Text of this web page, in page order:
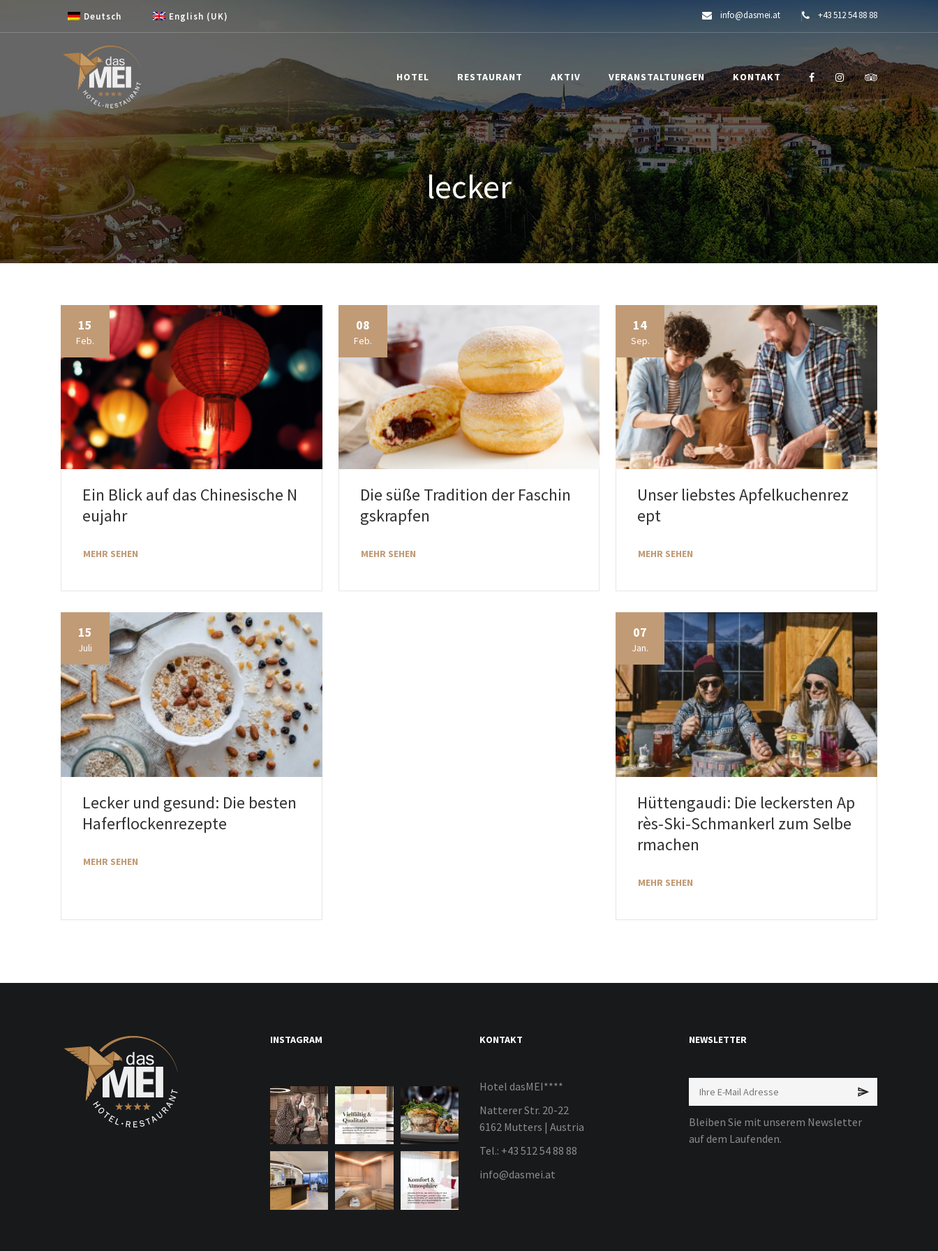
Deutsch English (UK) info@dasmei.at +43 512 54 88 88
HOTEL RESTAURANT AKTIV VERANSTALTUNGEN KONTAKT
lecker
15
Feb.
Ein Blick auf das Chinesische N
eujahr
MEHR SEHEN
08
Feb.
Die süße Tradition der Faschin
gskrapfen
MEHR SEHEN
14
Sep.
Unser liebstes Apfelkuchenrez
ept
MEHR SEHEN
15
Juli
Lecker und gesund: Die besten
Haferflockenrezepte
MEHR SEHEN
07
Jan.
Hüttengaudi: Die leckersten Ap
rès-Ski-Schmankerl zum Selbe
rmachen
MEHR SEHEN
INSTAGRAM KONTAKT
Hotel dasMEI****
Natterer Str. 20-22
6162 Mutters | Austria
Tel.: +43 512 54 88 88
info@dasmei.at
NEWSLETTER
Bleiben Sie mit unserem Newsletter
auf dem Laufenden.